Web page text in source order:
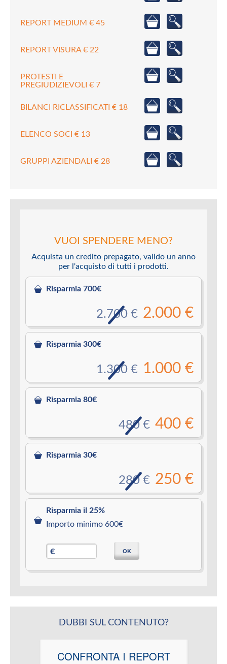
REPORT MEDIUM € 45
REPORT VISURA € 22
PROTESTI E
PREGIUDIZIEVOLI € 7
BILANCI RICLASSIFICATI € 18
ELENCO SOCI € 13
GRUPPI AZIENDALI € 28
VUOI SPENDERE MENO?
Acquista un credito prepagato, valido un anno
per l'acquisto di tutti i prodotti.
Risparmia 700€
2.000 €
2.700 €
Risparmia 300€
1.000 €
1.300 €
Risparmia 80€
400 €
480 €
Risparmia 30€
250 €
280 €
Risparmia il 25%
Importo minimo 600€
€ OK
DUBBI SUL CONTENUTO?
CONFRONTA I REPORT